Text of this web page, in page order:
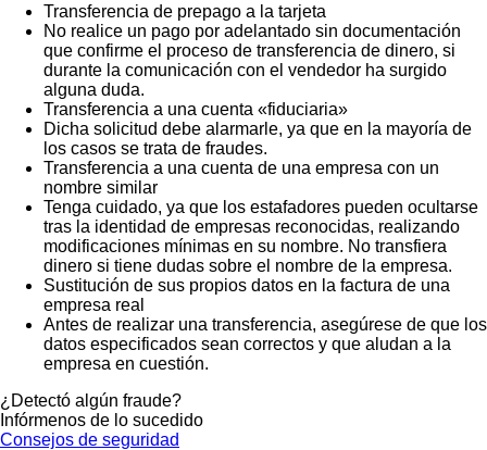
Transferencia de prepago a la tarjeta
No realice un pago por adelantado sin documentación
que confirme el proceso de transferencia de dinero, si
durante la comunicación con el vendedor ha surgido
alguna duda.
Transferencia a una cuenta «fiduciaria»
Dicha solicitud debe alarmarle, ya que en la mayoría de
los casos se trata de fraudes.
Transferencia a una cuenta de una empresa con un
nombre similar
Tenga cuidado, ya que los estafadores pueden ocultarse
tras la identidad de empresas reconocidas, realizando
modificaciones mínimas en su nombre. No transfiera
dinero si tiene dudas sobre el nombre de la empresa.
Sustitución de sus propios datos en la factura de una
empresa real
Antes de realizar una transferencia, asegúrese de que los
datos especificados sean correctos y que aludan a la
empresa en cuestión.
¿Detectó algún fraude?
Infórmenos de lo sucedido
Consejos de seguridad